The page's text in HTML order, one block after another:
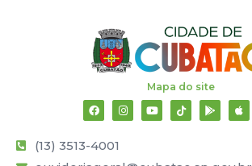
Mapa do site
(13) 3513-4001